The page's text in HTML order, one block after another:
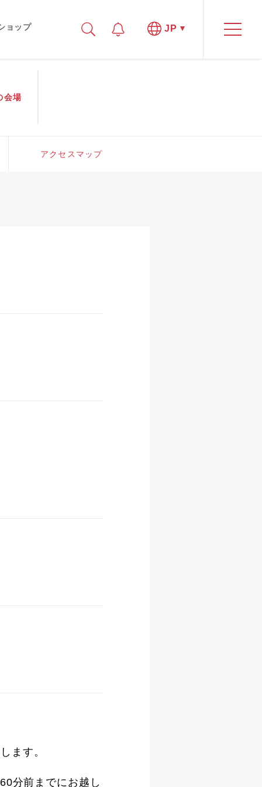
ョップ JP
会場
アクセスマップ
ます。
分前までにお越し